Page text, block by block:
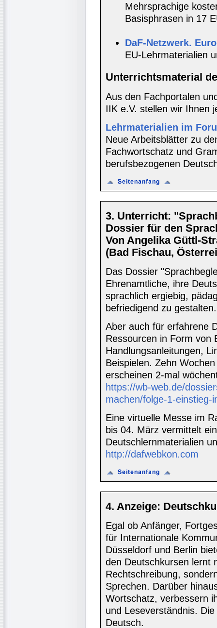
Mehrsprachige
Basisphrasen in 17
DaF-Netzwerk.
EU-Lehrmaterialien
Unterrichtsmaterial
Aus den Fachportalen
IIK e.V. stellen wir Ihnen
Lehrmaterialien im
Neue Arbeitsblätter zu
Fachwortschatz und
berufsbezogenen
3. Unterricht:
Dossier für den
Von Angelika Güttl-
(Bad Fischau,
Das Dossier
Ehrenamtliche, ihre
sprachlich ergiebig,
befriedigend zu gestalten.
Aber auch für erfahrene
Ressourcen in Form von
Handlungsanleitungen,
Beispielen. Zehn
erscheinen 2-mal
https://wb-web.de/
machen/folge-1-einstieg-
Eine virtuelle Messe im
bis 04. März vermittelt
Deutschlernmaterialien
http://dafwebkon.com
4. Anzeige:
Egal ob Anfänger,
für Internationale
Düsseldorf und Berlin
den Deutschkursen lernt
Rechtschreibung,
Sprechen. Darüber
Wortschatz, verbessern
und Leseverständnis.
Deutsch.